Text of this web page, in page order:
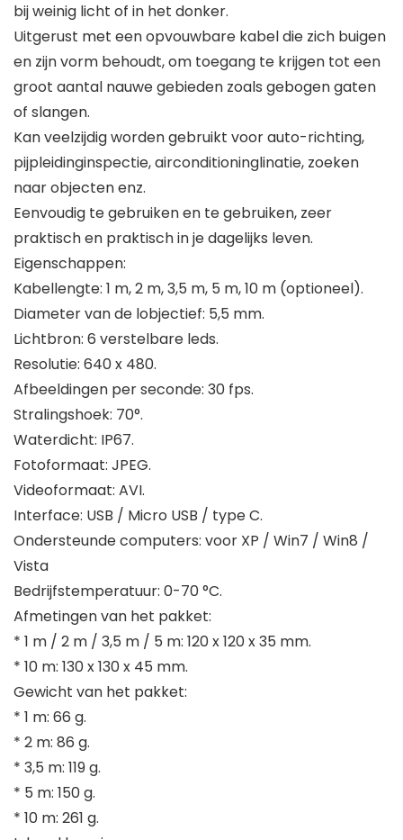
bij weinig licht of in het donker.
Uitgerust met een opvouwbare kabel die zich buigen
en zijn vorm behoudt, om toegang te krijgen tot een
groot aantal nauwe gebieden zoals gebogen gaten
of slangen.
Kan veelzijdig worden gebruikt voor auto-richting,
pijpleidinginspectie, airconditioninglinatie, zoeken
naar objecten enz.
Eenvoudig te gebruiken en te gebruiken, zeer
praktisch en praktisch in je dagelijks leven.
Eigenschappen:
Kabellengte: 1 m, 2 m, 3,5 m, 5 m, 10 m (optioneel).
Diameter van de lobjectief: 5,5 mm.
Lichtbron: 6 verstelbare leds.
Resolutie: 640 x 480.
Afbeeldingen per seconde: 30 fps.
Stralingshoek: 70°.
Waterdicht: IP67.
Fotoformaat: JPEG.
Videoformaat: AVI.
Interface: USB / Micro USB / type C.
Ondersteunde computers: voor XP / Win7 / Win8 /
Vista
Bedrijfstemperatuur: 0-70 °C.
Afmetingen van het pakket:
* 1 m / 2 m / 3,5 m / 5 m: 120 x 120 x 35 mm.
* 10 m: 130 x 130 x 45 mm.
Gewicht van het pakket:
* 1 m: 66 g.
* 2 m: 86 g.
* 3,5 m: 119 g.
* 5 m: 150 g.
* 10 m: 261 g.